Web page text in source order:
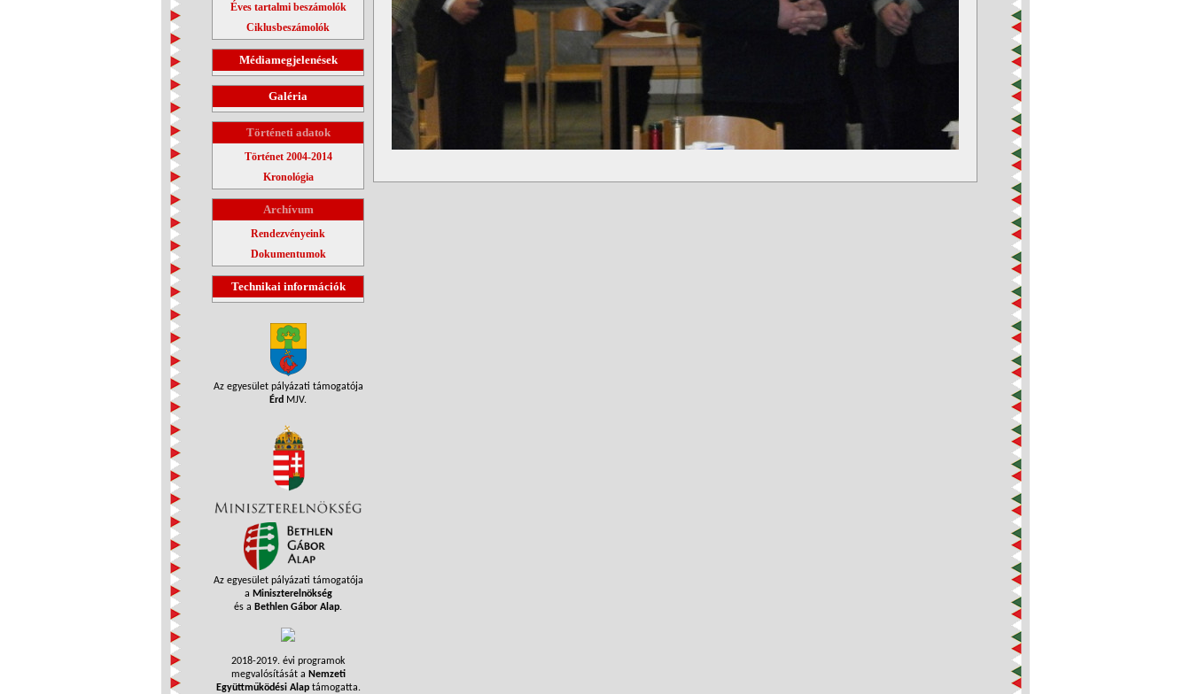
Éves tartalmi beszámolók
Ciklusbeszámolók
Médiamegjelenések
Galéria
Történeti adatok
Történet 2004-2014
Kronológia
Archívum
Rendezvényeink
Dokumentumok
Technikai információk
Az egyesület pályázati támogatója
Érd MJV.
Az egyesület pályázati támogatója
a Miniszterelnökség
és a Bethlen Gábor Alap.
2018-2019. évi programok
megvalósítását a Nemzeti
Együttműködési Alaptámogatta.